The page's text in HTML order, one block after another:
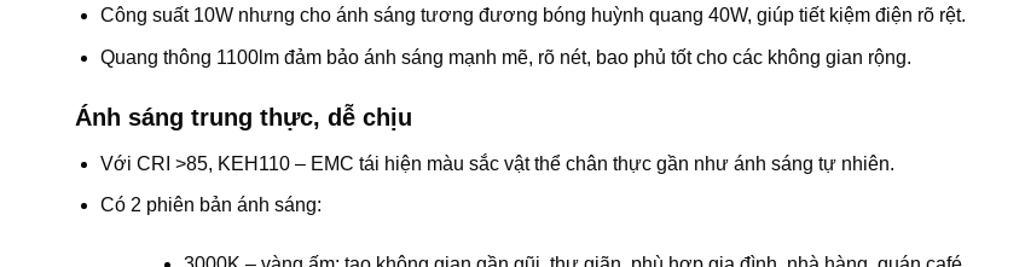
Công suất 10W nhưng cho ánh sáng tương đương bóng huỳnh quang 40W, giúp tiết kiệm điện rõ rệt.
Quang thông 1100lm đảm bảo ánh sáng mạnh mẽ, rõ nét, bao phủ tốt cho các không gian rộng.
Ánh sáng trung thực, dễ chịu
Với CRI >85, KEH110 – EMC tái hiện màu sắc vật thể chân thực gần như ánh sáng tự nhiên.
Có 2 phiên bản ánh sáng: